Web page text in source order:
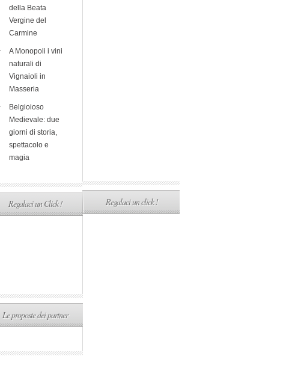
della Beata
Vergine del
Carmine
A Monopoli i vini
naturali di
Vignaioli in
Masseria
Belgioioso
Medievale: due
giorni di storia,
spettacolo e
magia
Regalaci un Click !
Le proposte dei partner
Regalaci un click !